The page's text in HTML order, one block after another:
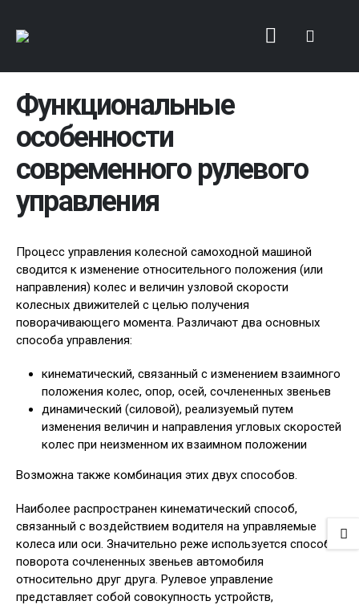
Функциональные
особенности
современного рулевого
управления
Процесс управления колесной самоходной машиной
сводится к изменение относительного положения (или
направления) колес и величин узловой скорости
колесных движителей с целью получения
поворачивающего момента. Различают два основных
способа управления:
кинематический, связанный с изменением взаимного
положения колес, опор, осей, сочлененных звеньев
динамический (силовой), реализуемый путем
изменения величин и направления угловых скоростей
колес при неизменном их взаимном положении
Возможна также комбинация этих двух способов.
Наиболее распространен кинематический способ,
связанный с воздействием водителя на управляемые
колеса или оси. Значительно реже используется способ
поворота сочлененных звеньев автомобиля
относительно друг друга. Рулевое управление
представляет собой совокупность устройств,